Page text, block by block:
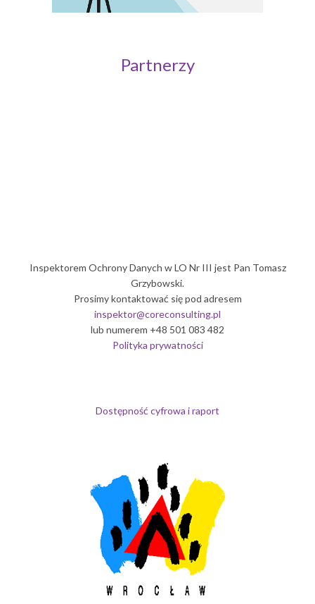
Partnerzy
Inspektorem Ochrony Danych w LO Nr III jest Pan Tomasz
Grzybowski.
Prosimy kontaktować się pod adresem
inspektor@coreconsulting.pl
lub numerem +48 501 083 482
Polityka prywatności
Dostępność cyfrowa i raport